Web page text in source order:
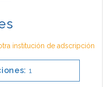
institución de adscripción
1